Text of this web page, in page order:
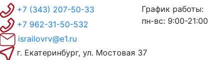
+7 (343) 207-50-33
+7 962-31-50-532
israilovrv@e1.ru
График работы:
пн-вс: 9:00-21:00
г. Екатеринбург, ул. Мостовая 37